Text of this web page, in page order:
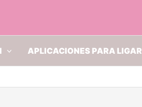
APLICACIONES PARA LIGAR